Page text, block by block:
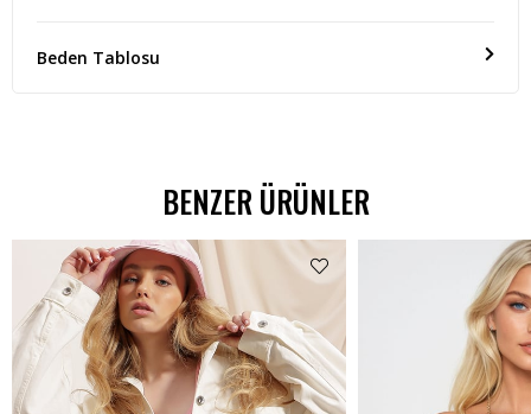
Beden Tablosu
BENZER ÜRÜNLER